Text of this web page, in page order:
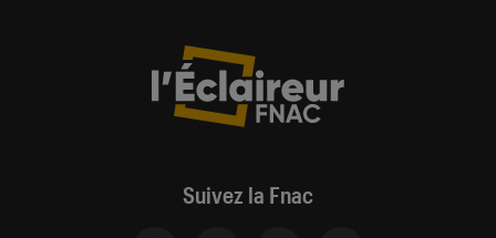
Suivez la Fnac